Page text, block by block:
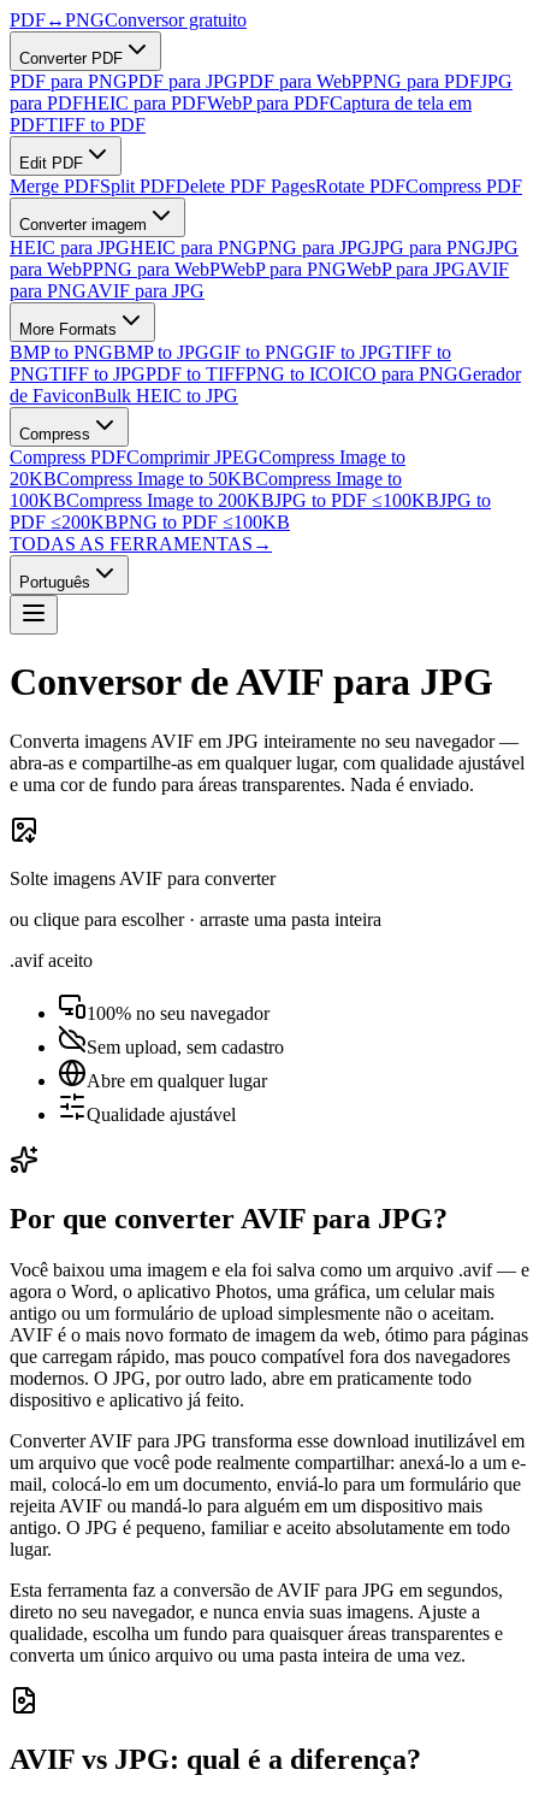
PDF↔PNGConversor gratuito
Converter PDF
PDF para PNGPDF para JPGPDF para WebPPNG para PDFJPG
para PDFHEIC para PDFWebP para PDFCaptura de tela em
PDFTIFF to PDF
Edit PDF
Merge PDFSplit PDFDelete PDF PagesRotate PDFCompress PDF
Converter imagem
HEIC para JPGHEIC para PNGPNG para JPGJPG para PNGJPG
para WebPPNG para WebPWebP para PNGWebP para JPGAVIF
para PNGAVIF para JPG
More Formats
BMP to PNGBMP to JPGGIF to PNGGIF to JPGTIFF to
PNGTIFF to JPGPDF to TIFFPNG to ICOICO para PNGGerador
de FaviconBulk HEIC to JPG
Compress
Compress PDFComprimir JPEGCompress Image to
20KBCompress Image to 50KBCompress Image to
100KBCompress Image to 200KBJPG to PDF ≤100KBJPG to
PDF ≤200KBPNG to PDF ≤100KB
TODAS AS FERRAMENTAS →
Português
Conversor de AVIF para JPG
Converta imagens AVIF em JPG inteiramente no seu navegador —
abra-as e compartilhe-as em qualquer lugar, com qualidade ajustável
e uma cor de fundo para áreas transparentes. Nada é enviado.
Solte imagens AVIF para converter
ou clique para escolher · arraste uma pasta inteira
.avif aceito
100% no seu navegador
Sem upload, sem cadastro
Abre em qualquer lugar
Qualidade ajustável
Por que converter AVIF para JPG?
Você baixou uma imagem e ela foi salva como um arquivo .avif — e
agora o Word, o aplicativo Photos, uma gráfica, um celular mais
antigo ou um formulário de upload simplesmente não o aceitam.
AVIF é o mais novo formato de imagem da web, ótimo para páginas
que carregam rápido, mas pouco compatível fora dos navegadores
modernos. O JPG, por outro lado, abre em praticamente todo
dispositivo e aplicativo já feito.
Converter AVIF para JPG transforma esse download inutilizável em
um arquivo que você pode realmente compartilhar: anexá-lo a um e-
mail, colocá-lo em um documento, enviá-lo para um formulário que
rejeita AVIF ou mandá-lo para alguém em um dispositivo mais
antigo. O JPG é pequeno, familiar e aceito absolutamente em todo
lugar.
Esta ferramenta faz a conversão de AVIF para JPG em segundos,
direto no seu navegador, e nunca envia suas imagens. Ajuste a
qualidade, escolha um fundo para quaisquer áreas transparentes e
converta um único arquivo ou uma pasta inteira de uma vez.
AVIF vs JPG: qual é a diferença?